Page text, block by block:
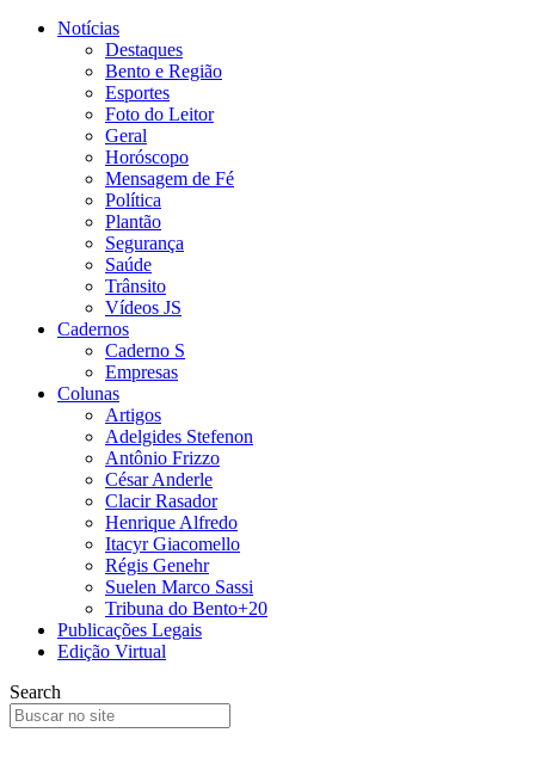
Notícias
Destaques
Bento e Região
Esportes
Foto do Leitor
Geral
Horóscopo
Mensagem de Fé
Política
Plantão
Segurança
Saúde
Trânsito
Vídeos JS
Cadernos
Caderno S
Empresas
Colunas
Artigos
Adelgides Stefenon
Antônio Frizzo
César Anderle
Clacir Rasador
Henrique Alfredo
Itacyr Giacomello
Régis Genehr
Suelen Marco Sassi
Tribuna do Bento+20
Publicações Legais
Edição Virtual
Search